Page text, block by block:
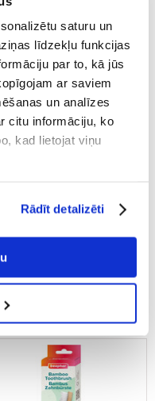
saturu un
līdzekļu funkcijas
par to, kā jūs
ar saviem
un analīzes
citu informāciju, ko
kad lietojat viņu
Rādīt detalizēti
ārstēšana pieaugušiem
10.80